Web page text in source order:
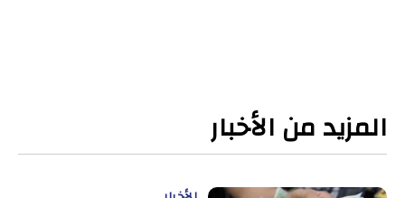
المزيد من الأخبار